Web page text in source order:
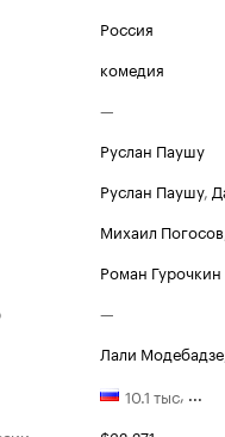
Россия
комедия
—
Руслан Паушу
Руслан Паушу,
Михаил Погосов
Роман Гурочкин
—
Лали Модебадзе
10.1 тыс, ...